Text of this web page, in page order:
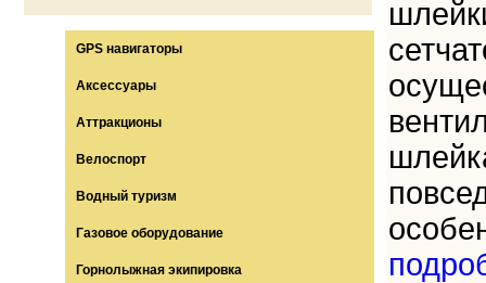
GPS навигаторы
Аксессуары
Аттракционы
Велоспорт
Водный туризм
Газовое оборудование
Горнолыжная экипировка